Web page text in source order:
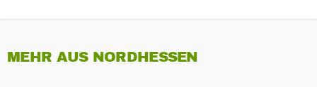
MEHR AUS NORDHESSEN